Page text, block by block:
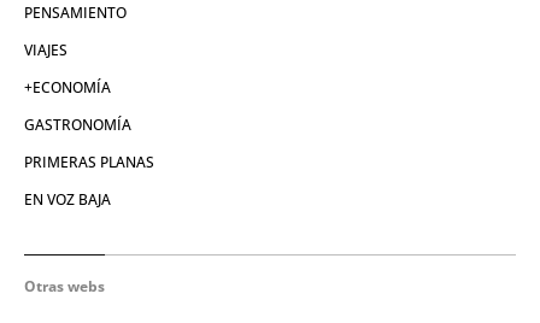
PENSAMIENTO
VIAJES
+ECONOMÍA
GASTRONOMÍA
PRIMERAS PLANAS
EN VOZ BAJA
Otras webs